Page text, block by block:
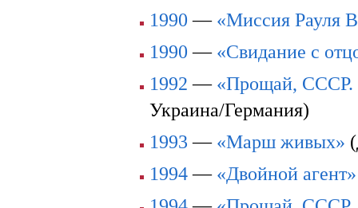
1990 — «Миссия Рауля
1990 — «Свидание с
1992 — «Прощай,
Украина/Германия)
1993 — «Марш живых»
1994— «Двойной агент»